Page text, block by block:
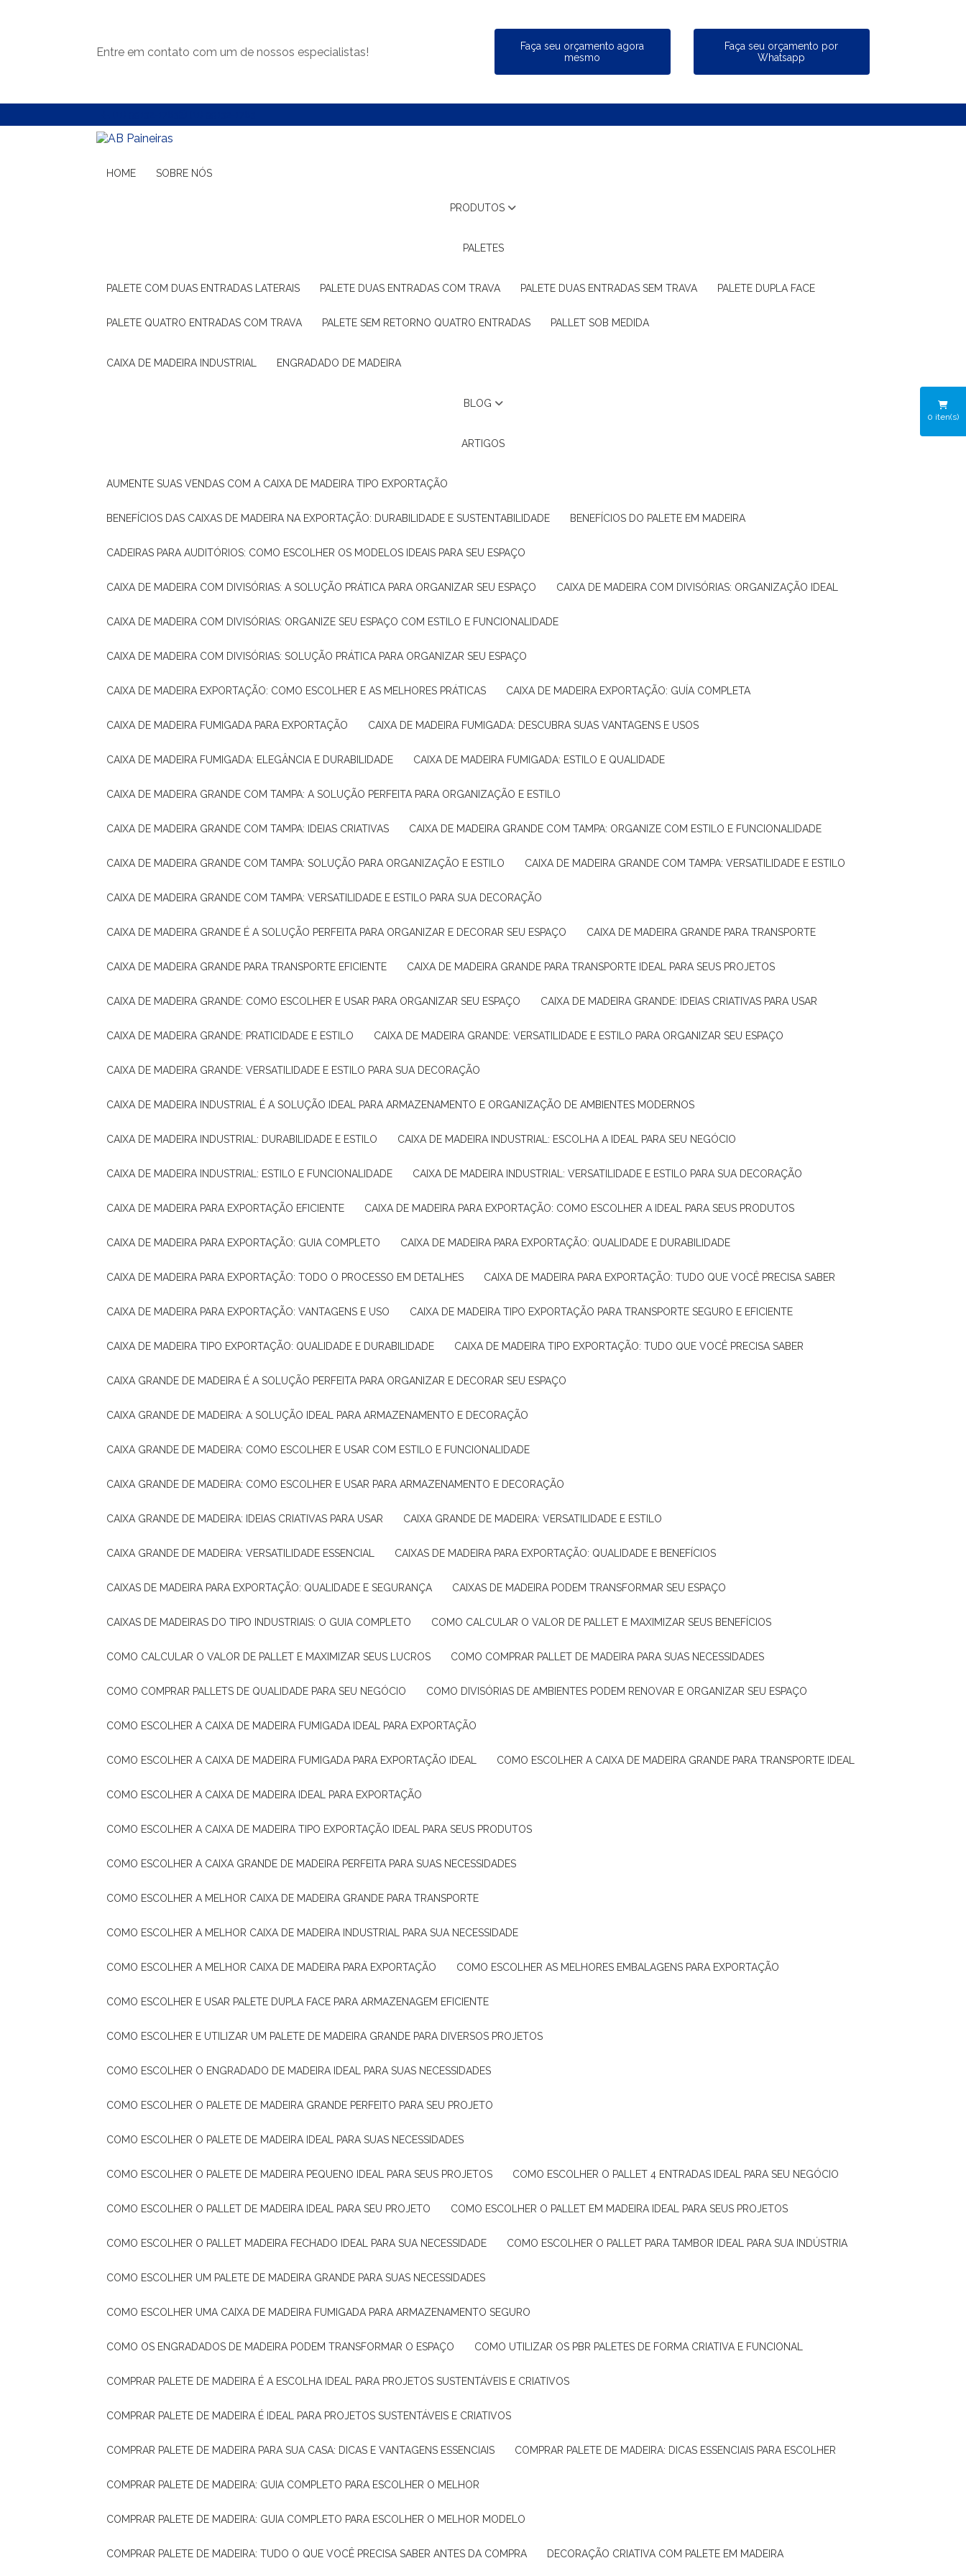
Entre em contato com um de nossos especialistas!
Faça seu orçamento agora
mesmo
Faça seu orçamento por
Whatsapp
HOME SOBRE NÓS
PRODUTOS
PALETES
PALETE COM DUAS ENTRADAS LATERAIS PALETE DUAS ENTRADAS COM TRAVA PALETE DUAS ENTRADAS SEM TRAVA PALETE DUPLA FACE
PALETE QUATRO ENTRADAS COM TRAVA PALETE SEM RETORNO QUATRO ENTRADAS PALLET SOB MEDIDA
CAIXA DE MADEIRA INDUSTRIAL ENGRADADO DE MADEIRA
BLOG
ARTIGOS
AUMENTE SUAS VENDAS COM A CAIXA DE MADEIRA TIPO EXPORTAÇÃO
BENEFÍCIOS DAS CAIXAS DE MADEIRA NA EXPORTAÇÃO: DURABILIDADE E SUSTENTABILIDADE BENEFÍCIOS DO PALETE EM MADEIRA
CADEIRAS PARA AUDITÓRIOS: COMO ESCOLHER OS MODELOS IDEAIS PARA SEU ESPAÇO
CAIXA DE MADEIRA COM DIVISÓRIAS: A SOLUÇÃO PRÁTICA PARA ORGANIZAR SEU ESPAÇO CAIXA DE MADEIRA COM DIVISÓRIAS: ORGANIZAÇÃO IDEAL
CAIXA DE MADEIRA COM DIVISÓRIAS: ORGANIZE SEU ESPAÇO COM ESTILO E FUNCIONALIDADE
CAIXA DE MADEIRA COM DIVISÓRIAS: SOLUÇÃO PRÁTICA PARA ORGANIZAR SEU ESPAÇO
CAIXA DE MADEIRA EXPORTAÇÃO: COMO ESCOLHER E AS MELHORES PRÁTICAS CAIXA DE MADEIRA EXPORTAÇÃO: GUÍA COMPLETA
CAIXA DE MADEIRA FUMIGADA PARA EXPORTAÇÃO CAIXA DE MADEIRA FUMIGADA: DESCUBRA SUAS VANTAGENS E USOS
CAIXA DE MADEIRA FUMIGADA: ELEGÂNCIA E DURABILIDADE CAIXA DE MADEIRA FUMIGADA: ESTILO E QUALIDADE
CAIXA DE MADEIRA GRANDE COM TAMPA: A SOLUÇÃO PERFEITA PARA ORGANIZAÇÃO E ESTILO
CAIXA DE MADEIRA GRANDE COM TAMPA: IDEIAS CRIATIVAS CAIXA DE MADEIRA GRANDE COM TAMPA: ORGANIZE COM ESTILO E FUNCIONALIDADE
CAIXA DE MADEIRA GRANDE COM TAMPA: SOLUÇÃO PARA ORGANIZAÇÃO E ESTILO CAIXA DE MADEIRA GRANDE COM TAMPA: VERSATILIDADE E ESTILO
CAIXA DE MADEIRA GRANDE COM TAMPA: VERSATILIDADE E ESTILO PARA SUA DECORAÇÃO
CAIXA DE MADEIRA GRANDE É A SOLUÇÃO PERFEITA PARA ORGANIZAR E DECORAR SEU ESPAÇO CAIXA DE MADEIRA GRANDE PARA TRANSPORTE
CAIXA DE MADEIRA GRANDE PARA TRANSPORTE EFICIENTE CAIXA DE MADEIRA GRANDE PARA TRANSPORTE IDEAL PARA SEUS PROJETOS
CAIXA DE MADEIRA GRANDE: COMO ESCOLHER E USAR PARA ORGANIZAR SEU ESPAÇO CAIXA DE MADEIRA GRANDE: IDEIAS CRIATIVAS PARA USAR
CAIXA DE MADEIRA GRANDE: PRATICIDADE E ESTILO CAIXA DE MADEIRA GRANDE: VERSATILIDADE E ESTILO PARA ORGANIZAR SEU ESPAÇO
CAIXA DE MADEIRA GRANDE: VERSATILIDADE E ESTILO PARA SUA DECORAÇÃO
CAIXA DE MADEIRA INDUSTRIAL É A SOLUÇÃO IDEAL PARA ARMAZENAMENTO E ORGANIZAÇÃO DE AMBIENTES MODERNOS
CAIXA DE MADEIRA INDUSTRIAL: DURABILIDADE E ESTILO CAIXA DE MADEIRA INDUSTRIAL: ESCOLHA A IDEAL PARA SEU NEGÓCIO
CAIXA DE MADEIRA INDUSTRIAL: ESTILO E FUNCIONALIDADE CAIXA DE MADEIRA INDUSTRIAL: VERSATILIDADE E ESTILO PARA SUA DECORAÇÃO
CAIXA DE MADEIRA PARA EXPORTAÇÃO EFICIENTE CAIXA DE MADEIRA PARA EXPORTAÇÃO: COMO ESCOLHER A IDEAL PARA SEUS PRODUTOS
CAIXA DE MADEIRA PARA EXPORTAÇÃO: GUIA COMPLETO CAIXA DE MADEIRA PARA EXPORTAÇÃO: QUALIDADE E DURABILIDADE
CAIXA DE MADEIRA PARA EXPORTAÇÃO: TODO O PROCESSO EM DETALHES CAIXA DE MADEIRA PARA EXPORTAÇÃO: TUDO QUE VOCÊ PRECISA SABER
CAIXA DE MADEIRA PARA EXPORTAÇÃO: VANTAGENS E USO CAIXA DE MADEIRA TIPO EXPORTAÇÃO PARA TRANSPORTE SEGURO E EFICIENTE
CAIXA DE MADEIRA TIPO EXPORTAÇÃO: QUALIDADE E DURABILIDADE CAIXA DE MADEIRA TIPO EXPORTAÇÃO: TUDO QUE VOCÊ PRECISA SABER
CAIXA GRANDE DE MADEIRA É A SOLUÇÃO PERFEITA PARA ORGANIZAR E DECORAR SEU ESPAÇO
CAIXA GRANDE DE MADEIRA: A SOLUÇÃO IDEAL PARA ARMAZENAMENTO E DECORAÇÃO
CAIXA GRANDE DE MADEIRA: COMO ESCOLHER E USAR COM ESTILO E FUNCIONALIDADE
CAIXA GRANDE DE MADEIRA: COMO ESCOLHER E USAR PARA ARMAZENAMENTO E DECORAÇÃO
CAIXA GRANDE DE MADEIRA: IDEIAS CRIATIVAS PARA USAR CAIXA GRANDE DE MADEIRA: VERSATILIDADE E ESTILO
CAIXA GRANDE DE MADEIRA: VERSATILIDADE ESSENCIAL CAIXAS DE MADEIRA PARA EXPORTAÇÃO: QUALIDADE E BENEFÍCIOS
CAIXAS DE MADEIRA PARA EXPORTAÇÃO: QUALIDADE E SEGURANÇA CAIXAS DE MADEIRA PODEM TRANSFORMAR SEU ESPAÇO
CAIXAS DE MADEIRAS DO TIPO INDUSTRIAIS: O GUIA COMPLETO COMO CALCULAR O VALOR DE PALLET E MAXIMIZAR SEUS BENEFÍCIOS
COMO CALCULAR O VALOR DE PALLET E MAXIMIZAR SEUS LUCROS COMO COMPRAR PALLET DE MADEIRA PARA SUAS NECESSIDADES
COMO COMPRAR PALLETS DE QUALIDADE PARA SEU NEGÓCIO COMO DIVISÓRIAS DE AMBIENTES PODEM RENOVAR E ORGANIZAR SEU ESPAÇO
COMO ESCOLHER A CAIXA DE MADEIRA FUMIGADA IDEAL PARA EXPORTAÇÃO
COMO ESCOLHER A CAIXA DE MADEIRA FUMIGADA PARA EXPORTAÇÃO IDEAL COMO ESCOLHER A CAIXA DE MADEIRA GRANDE PARA TRANSPORTE IDEAL
COMO ESCOLHER A CAIXA DE MADEIRA IDEAL PARA EXPORTAÇÃO
COMO ESCOLHER A CAIXA DE MADEIRA TIPO EXPORTAÇÃO IDEAL PARA SEUS PRODUTOS
COMO ESCOLHER A CAIXA GRANDE DE MADEIRA PERFEITA PARA SUAS NECESSIDADES
COMO ESCOLHER A MELHOR CAIXA DE MADEIRA GRANDE PARA TRANSPORTE
COMO ESCOLHER A MELHOR CAIXA DE MADEIRA INDUSTRIAL PARA SUA NECESSIDADE
COMO ESCOLHER A MELHOR CAIXA DE MADEIRA PARA EXPORTAÇÃO COMO ESCOLHER AS MELHORES EMBALAGENS PARA EXPORTAÇÃO
COMO ESCOLHER E USAR PALETE DUPLA FACE PARA ARMAZENAGEM EFICIENTE
COMO ESCOLHER E UTILIZAR UM PALETE DE MADEIRA GRANDE PARA DIVERSOS PROJETOS
COMO ESCOLHER O ENGRADADO DE MADEIRA IDEAL PARA SUAS NECESSIDADES
COMO ESCOLHER O PALETE DE MADEIRA GRANDE PERFEITO PARA SEU PROJETO
COMO ESCOLHER O PALETE DE MADEIRA IDEAL PARA SUAS NECESSIDADES
COMO ESCOLHER O PALETE DE MADEIRA PEQUENO IDEAL PARA SEUS PROJETOS COMO ESCOLHER O PALLET 4 ENTRADAS IDEAL PARA SEU NEGÓCIO
COMO ESCOLHER O PALLET DE MADEIRA IDEAL PARA SEU PROJETO COMO ESCOLHER O PALLET EM MADEIRA IDEAL PARA SEUS PROJETOS
COMO ESCOLHER O PALLET MADEIRA FECHADO IDEAL PARA SUA NECESSIDADE COMO ESCOLHER O PALLET PARA TAMBOR IDEAL PARA SUA INDÚSTRIA
COMO ESCOLHER UM PALETE DE MADEIRA GRANDE PARA SUAS NECESSIDADES
COMO ESCOLHER UMA CAIXA DE MADEIRA FUMIGADA PARA ARMAZENAMENTO SEGURO
COMO OS ENGRADADOS DE MADEIRA PODEM TRANSFORMAR O ESPAÇO COMO UTILIZAR OS PBR PALETES DE FORMA CRIATIVA E FUNCIONAL
COMPRAR PALETE DE MADEIRA É A ESCOLHA IDEAL PARA PROJETOS SUSTENTÁVEIS E CRIATIVOS
COMPRAR PALETE DE MADEIRA É IDEAL PARA PROJETOS SUSTENTÁVEIS E CRIATIVOS
COMPRAR PALETE DE MADEIRA PARA SUA CASA: DICAS E VANTAGENS ESSENCIAIS COMPRAR PALETE DE MADEIRA: DICAS ESSENCIAIS PARA ESCOLHER
COMPRAR PALETE DE MADEIRA: GUIA COMPLETO PARA ESCOLHER O MELHOR
COMPRAR PALETE DE MADEIRA: GUIA COMPLETO PARA ESCOLHER O MELHOR MODELO
COMPRAR PALETE DE MADEIRA: TUDO O QUE VOCÊ PRECISA SABER ANTES DA COMPRA DECORAÇÃO CRIATIVA COM PALETE EM MADEIRA
0 iten(s)